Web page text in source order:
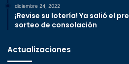
diciembre 24, 2022
¡Revise su lotería! Ya salió el
sorteo de consolación
Actualizaciones